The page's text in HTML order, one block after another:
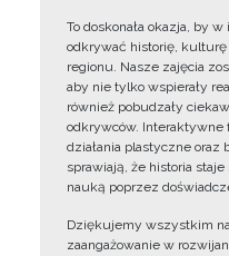
To doskonała okazja, by
odkrywać historię,
regionu. Nasze zajęcia
aby nie tylko wspierały
również pobudzały
odkrywców. Interaktywne
działania plastyczne
sprawiają, że historia
nauką poprzez
Dziękujemy wszystkim
zaangażowanie w